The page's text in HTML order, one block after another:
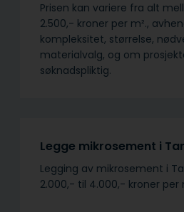
Prisen kan variere fra alt
2.500,- kroner per m².,
kompleksitet, størrelse,
materialvalg, og om
søknadspliktig.
Legge mikrosement i
Legging av mikrosement i
2.000,- til 4.000,- kroner per